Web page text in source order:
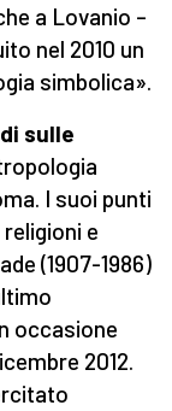
a Lovanio –
nel 2010 un
simbolica».
sulle
I suoi punti
e
(1907-1986)
occasione
2012.